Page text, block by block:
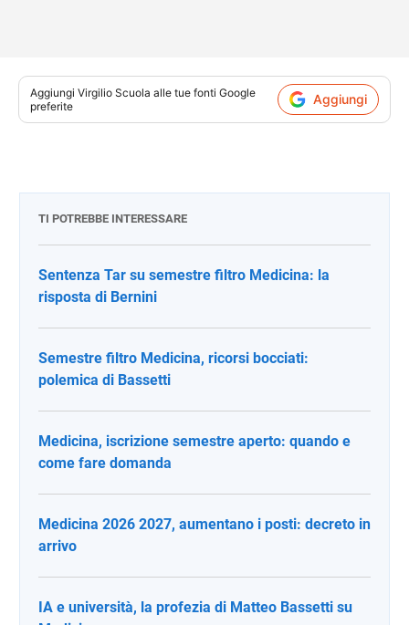
Aggiungi Virgilio Scuola alle tue fonti Google
preferite
Aggiungi
TI POTREBBE INTERESSARE
Sentenza Tar su semestre filtro Medicina: la
risposta di Bernini
Semestre filtro Medicina, ricorsi bocciati:
polemica di Bassetti
Medicina, iscrizione semestre aperto: quando e
come fare domanda
Medicina 2026 2027, aumentano i posti: decreto in
arrivo
IA e università, la profezia di Matteo Bassetti su